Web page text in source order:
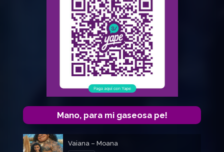
Mano, para mi gaseosa pe!
Vaiana – Moana